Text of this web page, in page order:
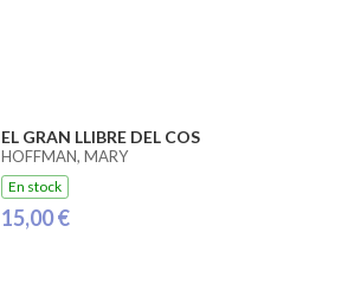
EL GRAN LLIBRE DEL COS
HOFFMAN, MARY
En stock
15,00 €